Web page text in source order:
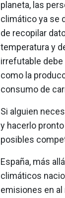
planeta, las
climático ya se
de recopilar
temperatura y
irrefutable
como la
consumo de
Si alguien
y hacerlo
posibles
España, más
climáticos
emisiones en al